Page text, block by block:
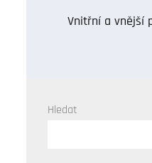
pro
Vnitřní a vnější
Hledat